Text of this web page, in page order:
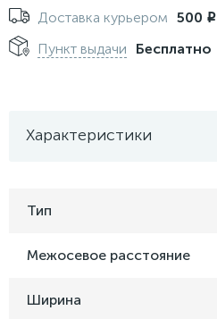
Доставка курьером 500 i
Пункт выдачи Бесплатно
Характеристики
Тип
Межосевое расстояние
Ширина